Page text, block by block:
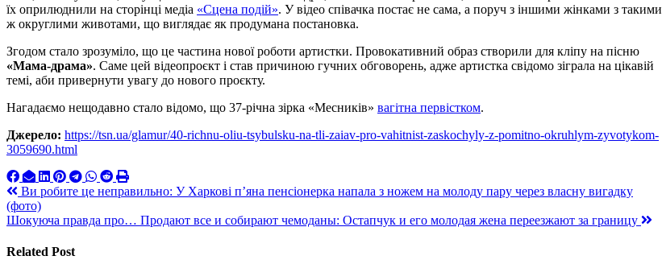
їх оприлюднили на сторінці медіа «Сцена подій». У відео співачка постає не сама, а поруч з іншими жінками з такими
ж округлими животами, що виглядає як продумана постановка.
Згодом стало зрозуміло, що це частина нової роботи артистки. Провокативний образ створили для кліпу на пісню
«Мама-драма». Саме цей відеопроєкт і став причиною гучних обговорень, адже артистка свідомо зіграла на цікавій
темі, аби привернути увагу до нового проєкту.
Нагадаємо нещодавно стало відомо, що 37-річна зірка «Месників» вагітна первістком.
Джерело: https://tsn.ua/glamur/40-richnu-oliu-tsybulsku-na-tli-zaiav-pro-vahitnist-zaskochyly-z-pomitno-okruhlym-zyvotykom-
3059690.html
Навигация
по
Ви робите це неправильно: У Харкові п’яна пенсіонерка напала з ножем на молоду пару через власну вигадку
(фото)
Шокуюча правда про… Продают все и собирают чемоданы: Остапчук и его молодая жена переезжают за границу
Related Post